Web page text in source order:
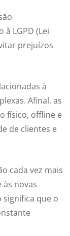
LGPD (Lei
prejuízos
à
Afinal, as
físico, offline e
de clientes e
cada vez mais
novas
que o